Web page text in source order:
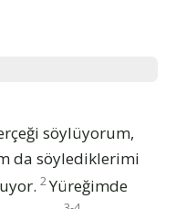
söylüyorum,
da söylediklerimi
2Yüreğimde